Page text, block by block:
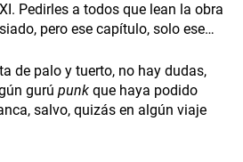
Pedirles a todos que lean la obra
pero ese capítulo, solo ese…
de palo y tuerto, no hay dudas,
gurú punk que haya podido
salvo, quizás en algún viaje